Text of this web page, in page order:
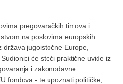
pregovaračkih timova i
na poslovima europskih
jugoistočne Europe,
će steći praktične uvide iz
i zakonodavne
fondova - te upoznati političke,